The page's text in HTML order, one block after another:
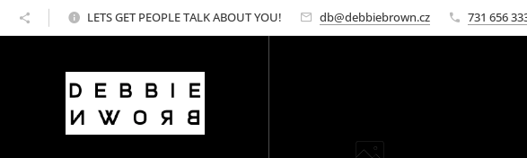
LETS GET PEOPLE TALK ABOUT YOU! db@debbiebrown.cz 731 656